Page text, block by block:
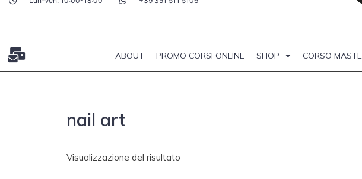
ABOUT PROMO CORSI ONLINE SHOP CORSO
nail art
Visualizzazione del risultato